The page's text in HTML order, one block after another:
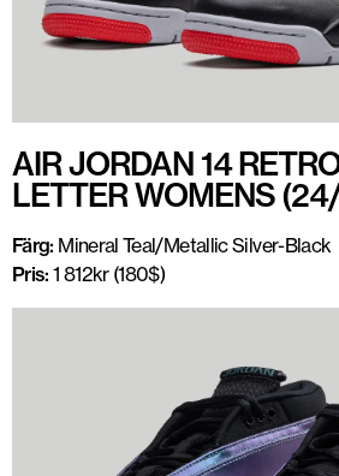
AIR JORDAN 14
LETTER WOMENS
Färg: Mineral Teal/Metallic Silver-Black
Pris: 1 812kr (180$)